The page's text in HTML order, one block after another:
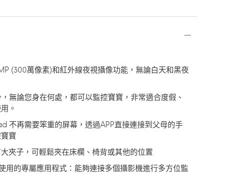
(300萬像素)和紅外線夜視攝像功能，無論白天和黑夜
無論您身在何處，都可以監控寶寶，非常適合度假、
。
不再需要笨重的屏幕，透過APP直接連接到父母的手
寶
夾子，可輕鬆夾在床欄、椅背或其他的位置
用的專屬應用程式：能夠連接多個攝影機進行多方位監